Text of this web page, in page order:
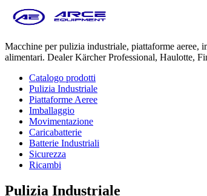
Macchine per pulizia industriale, piattaforme aeree,
alimentari. Dealer Kärcher Professional, Haulotte,
Catalogo prodotti
Pulizia Industriale
Piattaforme Aeree
Imballaggio
Movimentazione
Caricabatterie
Batterie Industriali
Sicurezza
Ricambi
Pulizia Industriale